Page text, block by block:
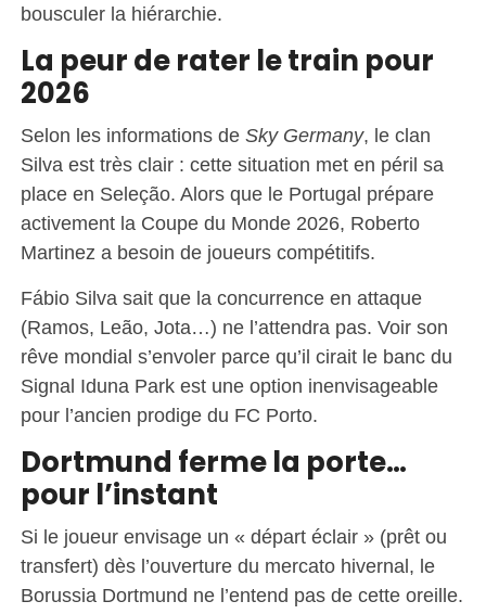
bousculer la hiérarchie.
La peur de rater le train pour
2026
Selon les informations de Sky Germany, le clan
Silva est très clair : cette situation met en péril sa
place en Seleção. Alors que le Portugal prépare
activement la Coupe du Monde 2026, Roberto
Martinez a besoin de joueurs compétitifs.
Fábio Silva sait que la concurrence en attaque
(Ramos, Leão, Jota…) ne l’attendra pas. Voir son
rêve mondial s’envoler parce qu’il cirait le banc du
Signal Iduna Park est une option inenvisageable
pour l’ancien prodige du FC Porto.
Dortmund ferme la porte…
pour l’instant
Si le joueur envisage un « départ éclair » (prêt ou
transfert) dès l’ouverture du mercato hivernal, le
Borussia Dortmund ne l’entend pas de cette oreille.